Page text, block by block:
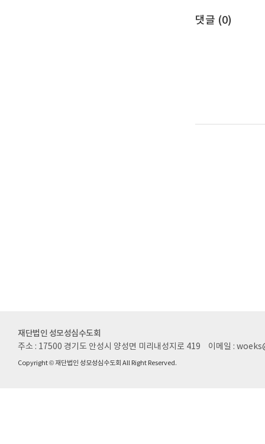
댓글 (0)
재단법인 성모성심수도회
주소 : 17500 경기도 안성시 양성면 미리내성지로 419 이메일 :
Copyright © 재단법인 성모성심수도회 All Right Reserved.